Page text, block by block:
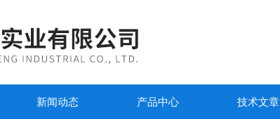
新闻动态 产品中心 技术文章